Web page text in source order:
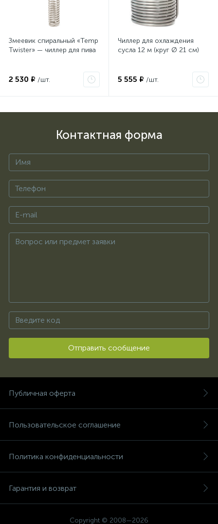
Змеевик спиральный «Temp
Twister» — чиллер для пива
2 530 ₽ /шт.
Чиллер для охлаждения
сусла 12 м (круг Ø 21 см)
5 555 ₽ /шт.
Контактная форма
Отправить сообщение
Публичная оферта
Пользовательское соглашение
Политика конфиденциальности
Гарантия и возврат
Copyright © 2008—2026